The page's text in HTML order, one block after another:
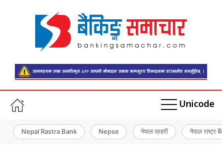
Unicode
Nepal Rastra Bank Nepse नेपाल प्रहरी नेपाल राष्ट्र